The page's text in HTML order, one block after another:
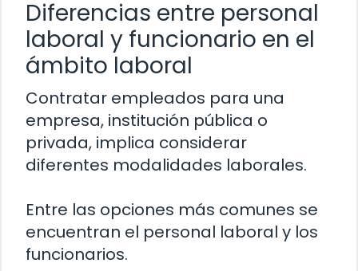
Diferencias entre personal
laboral y funcionario en el
ámbito laboral
Contratar empleados para una
empresa, institución pública o
privada, implica considerar
diferentes modalidades laborales.
Entre las opciones más comunes se
encuentran el personal laboral y los
funcionarios.